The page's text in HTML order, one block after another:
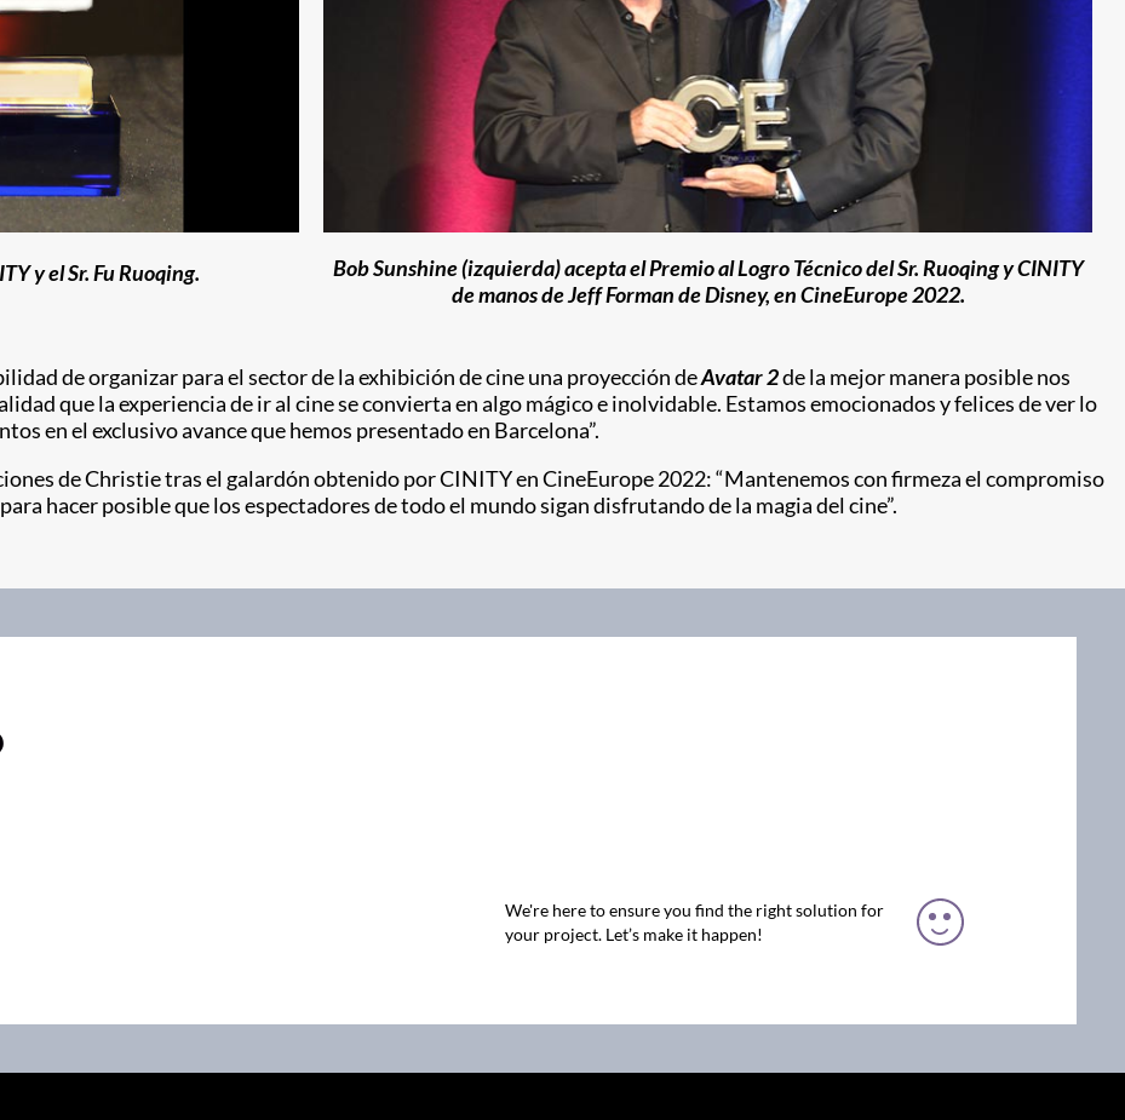
y el Sr. Fu Ruoqing.
Bob Sunshine (izquierda) acepta el Premio al Logro Técnico del Sr. Ruoqing y CINITY
de manos de Jeff Forman de Disney, en CineEurope 2022.
de organizar para el sector de la exhibición de cine una proyección deAvatar 2de la mejor manera posible nos
que la experiencia de ir al cine se convierta en algo mágico e inolvidable. Estamos emocionados y felices de ver lo
en el exclusivo avance que hemos presentado en Barcelona”.
de Christie tras el galardón obtenido por CINITY en CineEurope 2022: “Mantenemos con firmeza el compromiso
hacer posible que los espectadores de todo el mundo sigan disfrutando de la magia del cine”.
We're here to ensure you find the right solution for
your project. Let’s make it happen!